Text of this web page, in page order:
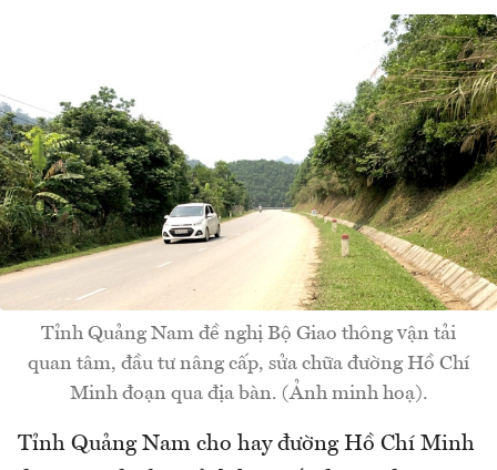
Tỉnh Quảng Nam đề nghị Bộ Giao thông vận tải
quan tâm, đầu tư nâng cấp, sửa chữa đường Hồ Chí
Minh đoạn qua địa bàn. (Ảnh minh hoạ).
Tỉnh Quảng Nam cho hay đường Hồ Chí Minh